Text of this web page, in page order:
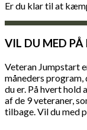
Er du klar til at
VIL DU MED PÅ
Veteran Jumpstart
måneders program,
du er. På hvert hold
af de 9 veteraner,
tilbage. Vil du med